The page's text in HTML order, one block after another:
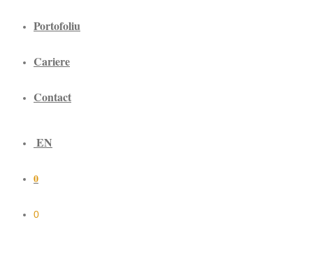
Portofoliu
Cariere
Contact
EN
0
0